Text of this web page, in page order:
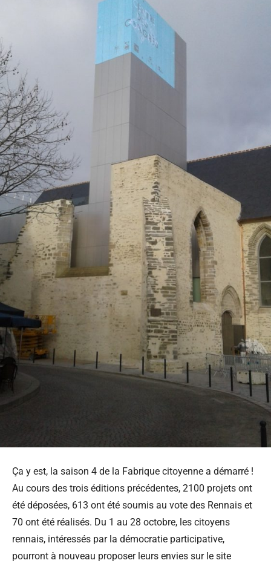
Ça y est, la saison 4 de la Fabrique citoyenne a démarré !
Au cours des trois éditions précédentes, 2100 projets ont
été déposées, 613 ont été soumis au vote des Rennais et
70 ont été réalisés. Du 1 au 28 octobre, les citoyens
rennais, intéressés par la démocratie participative,
pourront à nouveau proposer leurs envies sur le site